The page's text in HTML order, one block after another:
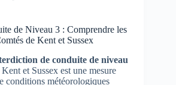
de Niveau 3 : Comprendre les
de Kent et Sussex
de conduite de niveau
et Sussex est une mesure
conditions météorologiques